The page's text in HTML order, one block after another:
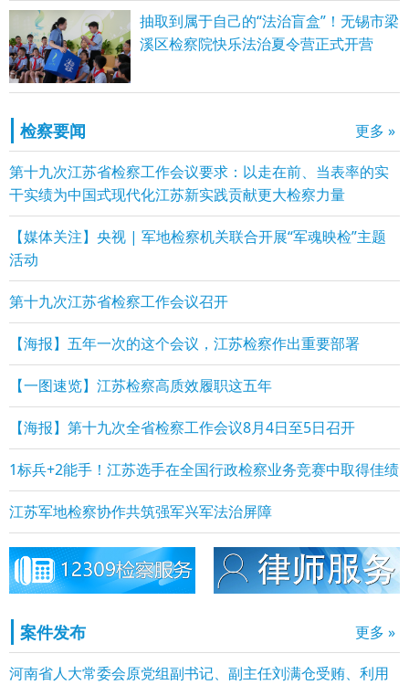
抽取到属于自己的“法治盲盒”！无锡市梁
溪区检察院快乐法治夏令营正式开营
检察要闻 更多 »
第十九次江苏省检察工作会议要求：以走在前、当表率的实
干实绩为中国式现代化江苏新实践贡献更大检察力量
【媒体关注】央视 | 军地检察机关联合开展“军魂映检”主题
活动
第十九次江苏省检察工作会议召开
【海报】五年一次的这个会议，江苏检察作出重要部署
【一图速览】江苏检察高质效履职这五年
【海报】第十九次全省检察工作会议8月4日至5日召开
1标兵+2能手！江苏选手在全国行政检察业务竞赛中取得佳绩
江苏军地检察协作共筑强军兴军法治屏障
案件发布 更多 »
河南省人大常委会原党组副书记、副主任刘满仓受贿、利用